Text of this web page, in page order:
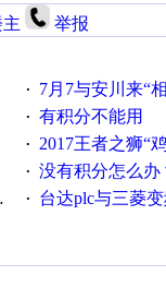
举报
· 7月7与安川来“
· 有积分不能用
· 2017王者之狮“鸡”情签到
· 没有积分怎么办
· 台达plc与三菱